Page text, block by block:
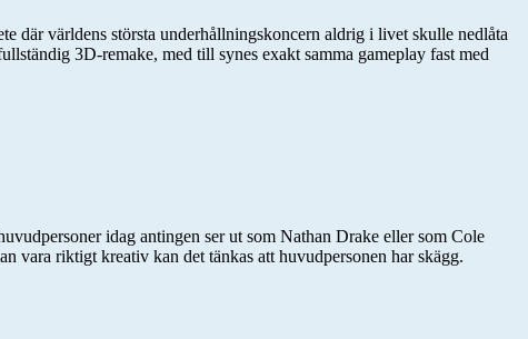
där världens största underhållningskoncern aldrig i livet skulle nedlåta
3D-remake, med till synes exakt samma gameplay fast med
idag antingen ser ut som Nathan Drake eller som Cole
vara riktigt kreativ kan det tänkas att huvudpersonen har skägg.